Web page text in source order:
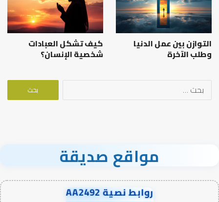
التوازن بين عمل الدنيا
وطلب الآخرة
كيف تشكل العبادات
شخصية الإنسان؟
البحث
مواقع صديقة
روابط نصية AA2492